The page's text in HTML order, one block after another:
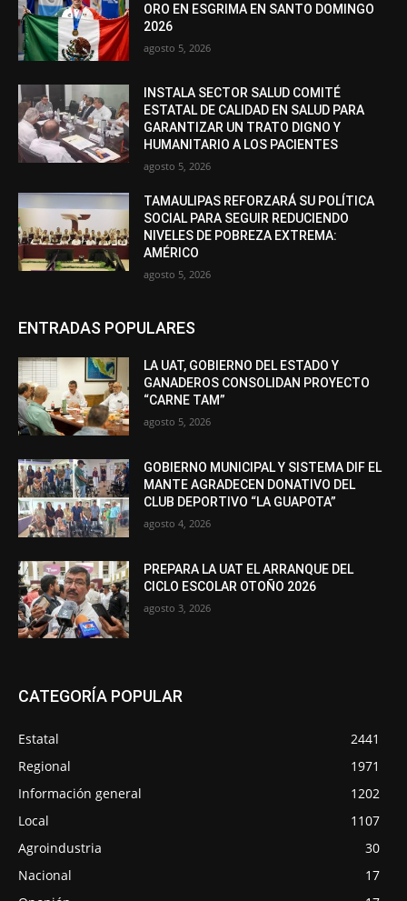
ORO EN ESGRIMA EN SANTO DOMINGO
2026
agosto 5, 2026
INSTALA SECTOR SALUD COMITÉ
ESTATAL DE CALIDAD EN SALUD PARA
GARANTIZAR UN TRATO DIGNO Y
HUMANITARIO A LOS PACIENTES
agosto 5, 2026
TAMAULIPAS REFORZARÁ SU POLÍTICA
SOCIAL PARA SEGUIR REDUCIENDO
NIVELES DE POBREZA EXTREMA:
AMÉRICO
agosto 5, 2026
ENTRADAS POPULARES
LA UAT, GOBIERNO DEL ESTADO Y
GANADEROS CONSOLIDAN PROYECTO
“CARNE TAM”
agosto 5, 2026
GOBIERNO MUNICIPAL Y SISTEMA DIF EL
MANTE AGRADECEN DONATIVO DEL
CLUB DEPORTIVO “LA GUAPOTA”
agosto 4, 2026
PREPARA LA UAT EL ARRANQUE DEL
CICLO ESCOLAR OTOÑO 2026
agosto 3, 2026
CATEGORÍA POPULAR
Estatal
2441
Regional
1971
Información general
1202
Local
1107
Agroindustria
30
Nacional
17